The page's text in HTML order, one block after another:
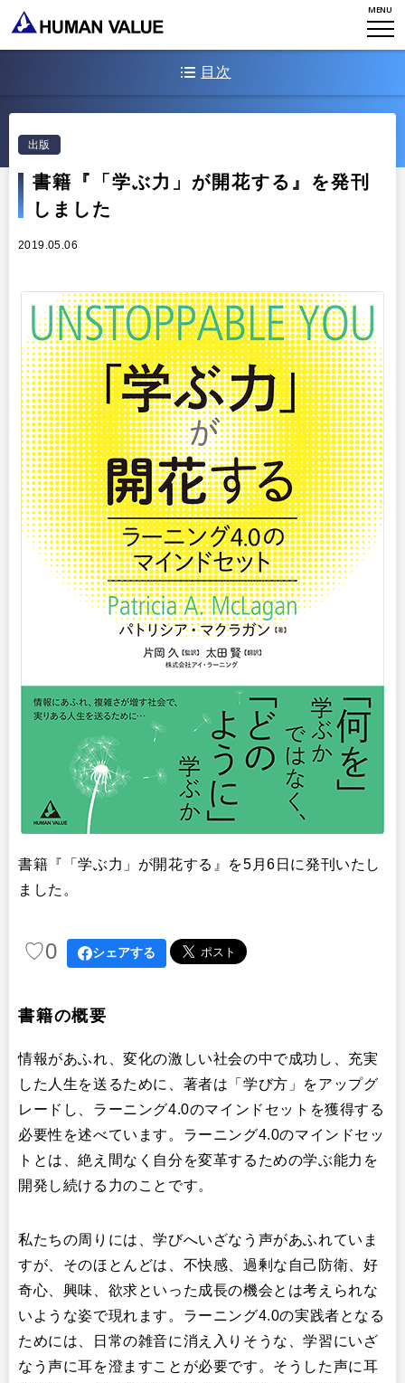
MENU
WHO WE ARE
アクセスマップ
ミッション・バリュー
プライバシーポリシー
採用について
WHAT WE DO
組織変革
エンゲージメント
タレント開発
PMI
出版
プラクティショナー養成
リサーチ
イベント・セミナー
STORIES
NEWS
イベント・セミナー
リサーチ
出版
その他
検索
目次
出版
書籍『「学ぶ力」が開花する』を発刊
しました
2019.05.06
書籍『「学ぶ力」が開花する』を5月6日に発刊いたし
ました。
♡0 シェアする
書籍の概要
情報があふれ、変化の激しい社会の中で成功し、充実
した人生を送るために、著者は「学び方」をアップグ
レードし、ラーニング4.0のマインドセットを獲得する
必要性を述べています。ラーニング4.0のマインドセッ
トとは、絶え間なく自分を変革するための学ぶ能力を
開発し続ける力のことです。
私たちの周りには、学びへいざなう声があふれていま
すが、そのほとんどは、不快感、過剰な自己防衛、好
奇心、興味、欲求といった成長の機会とは考えられな
いような姿で現れます。ラーニング4.0の実践者となる
ためには、日常の雑音に消え入りそうな、学習にいざ
なう声に耳を澄ますことが必要です。そうした声に耳